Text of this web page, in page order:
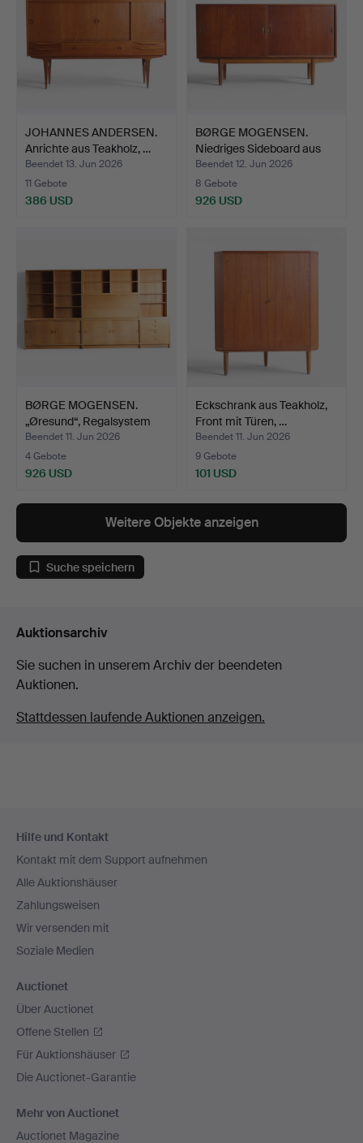
JOHANNES ANDERSEN.
Anrichte aus Teakholz, …
Beendet 13. Jun 2026
11 Gebote
386 USD
BØRGE MOGENSEN.
Niedriges Sideboard aus
Te…
Beendet 12. Jun 2026
8 Gebote
926 USD
BØRGE MOGENSEN.
„Øresund“, Regalsystem
aus…
Beendet 11. Jun 2026
4 Gebote
926 USD
Eckschrank aus Teakholz,
Front mit Türen, …
Beendet 11. Jun 2026
9 Gebote
101 USD
Weitere Objekte anzeigen
Suche speichern
Auktionsarchiv
Sie suchen in unserem Archiv der beendeten
Auktionen.
Stattdessen laufende Auktionen anzeigen.
Navigation
Hilfe und Kontakt
Kontakt mit dem Support aufnehmen
Alle Auktionshäuser
Zahlungsweisen
Wir versenden mit
Soziale Medien
Auctionet
Über Auctionet
Offene Stellen
Für Auktionshäuser
Die Auctionet-Garantie
Mehr von Auctionet
Auctionet Magazine